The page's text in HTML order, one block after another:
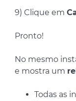
9) Clique em
Pronto!
No mesmo
e mostra um
Todas as